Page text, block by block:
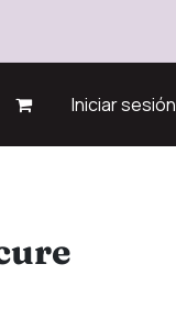
Iniciar sesión